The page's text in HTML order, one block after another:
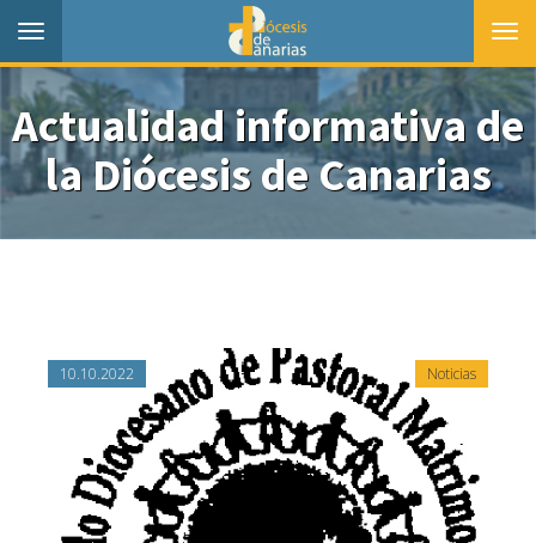
Toggle
navigation
Actualidad informativa de
la Diócesis de Canarias
10.10.2022 Noticias